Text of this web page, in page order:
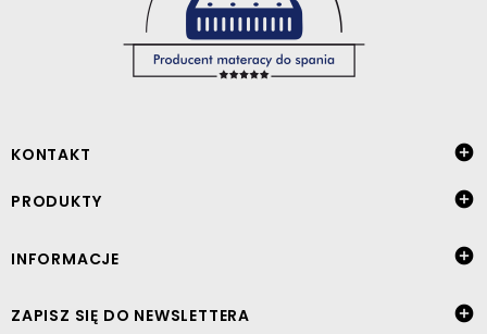
KONTAKT 
PRODUKTY 
INFORMACJE 
ZAPISZ SIĘ DO NEWSLETTERA 